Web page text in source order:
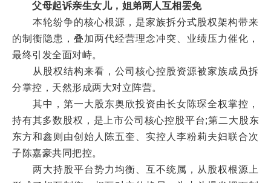
父母起诉亲生女儿，姐弟两人互相罢免
本轮纷争的核心根源，是家族拆分式股权架构带来
的制衡隐患，叠加两代经营理念冲突、业绩压力催化，
最终引发全面对峙。
从股权结构来看，公司核心控股资源被家族成员拆
分掌控，天然形成两大对立阵营。
其中，第一大股东奥欣投资由长女陈琛全权掌控，
持有其多数股权，是上市公司核心控股平台;第二大股东
东方和鑫则由创始人陈五奎、实控人李粉莉夫妇联合次
子陈嘉豪共同把控。
两大持股平台势力均衡、互不统属，从股权根源上